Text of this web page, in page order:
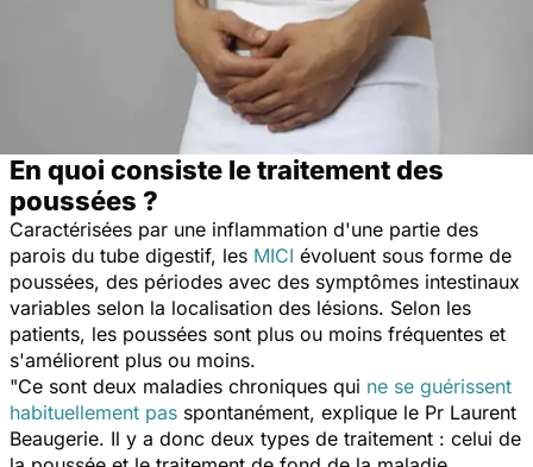
En quoi consiste le traitement des
poussées ?
Caractérisées par une inflammation d'une partie des
parois du tube digestif, les MICI évoluent sous forme de
poussées, des périodes avec des symptômes intestinaux
variables selon la localisation des lésions. Selon les
patients, les poussées sont plus ou moins fréquentes et
s'améliorent plus ou moins.
"Ce sont deux maladies chroniques qui ne se guérissent
habituellement pas spontanément, explique le Pr Laurent
Beaugerie. Il y a donc deux types de traitement : celui de